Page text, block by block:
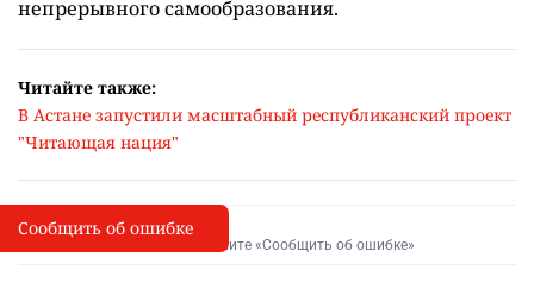
непрерывного самообразования.
Читайте также:
В Астане запустили масштабный республиканский проект
"Читающая нация"
I
Сообщить об опечатке
Выделите фрагмент и нажмите «Сообщить об ошибке»
Сообщить об ошибке